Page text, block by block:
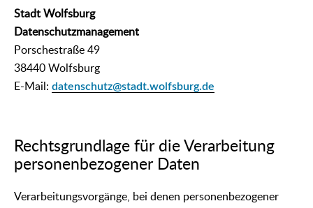
Stadt Wolfsburg
Datenschutzmanagement
Porschestraße 49
38440 Wolfsburg
E-Mail: datenschutz@stadt.wolfsburg.de
Rechtsgrundlage für die Verarbeitung
personenbezogener Daten
Verarbeitungsvorgänge, bei denen personenbezogener